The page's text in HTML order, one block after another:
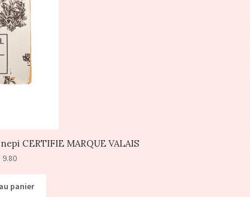
CERTIFIE MARQUE VALAIS
9.80
panier